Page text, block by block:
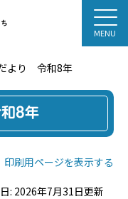
より 令和8年
8年
印刷用ページを表示する
: 2026年7月31日更新